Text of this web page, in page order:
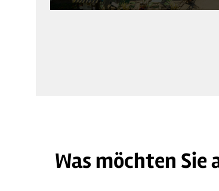
| Dominik Ketz
Was möchten Sie